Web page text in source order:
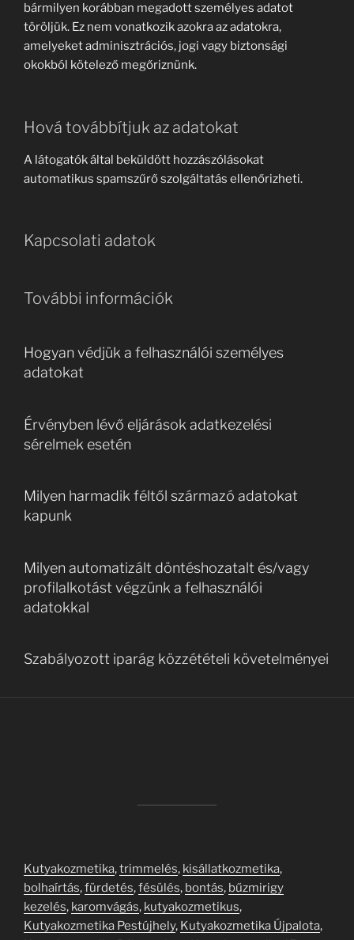
bármilyen korábban megadott személyes adatot
töröljük. Ez nem vonatkozik azokra az adatokra,
amelyeket adminisztrációs, jogi vagy biztonsági
okokból kötelező megőriznünk.
Hová továbbítjuk az adatokat
A látogatók által beküldött hozzászólásokat
automatikus spamszűrő szolgáltatás ellenőrizheti.
Kapcsolati adatok
További információk
Hogyan védjük a felhasználói személyes
adatokat
Érvényben lévő eljárások adatkezelési
sérelmek esetén
Milyen harmadik féltől származó adatokat
kapunk
Milyen automatizált döntéshozatalt és/vagy
profilalkotást végzünk a felhasználói
adatokkal
Szabályozott iparág közzétételi követelményei
Kutyakozmetika,trimmelés, kisállatkozmetika,
bolhaírtás,fürdetés,fésülés, bontás, bűzmirigy
kezelés, karomvágás, kutyakozmetikus,
Kutyakozmetika Pestújhely, Kutyakozmetika Újpalota,